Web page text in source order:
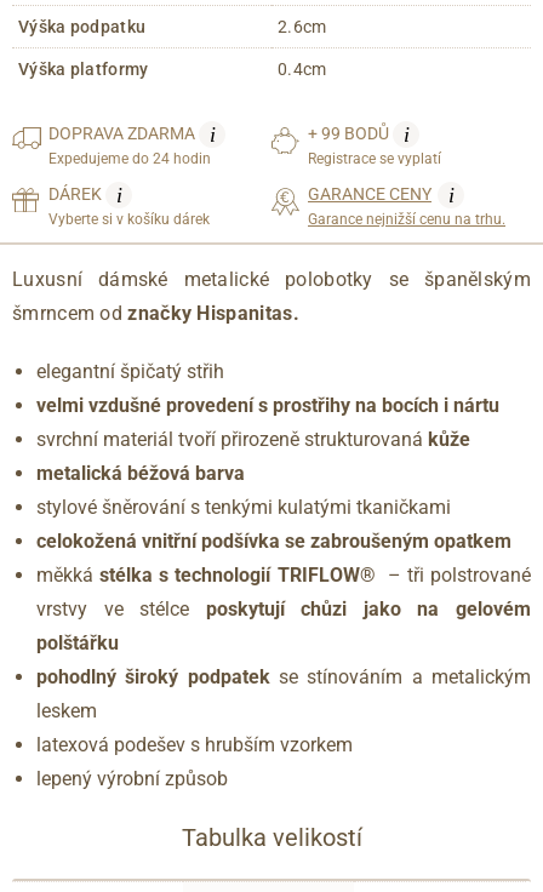
Výška podpatku 2.6cm
Výška platformy 0.4cm
DOPRAVAZDARMA i
Expedujeme do 24 hodin
+ 99 BODŮ i
Registrace se vyplatí
DÁREK i
Vyberte si v košíku dárek
GARANCE CENY i
Garance nejnižší cenu na trhu.
Luxusní dámské metalické polobotky se španělským
šmrncem odznačky Hispanitas.
elegantní špičatý střih
velmi vzdušné provedení s prostřihy na bocích i nártu
svrchní materiál tvoří přirozeně strukturovaná kůže
metalická béžová barva
stylové šněrování s tenkými kulatými tkaničkami
celokožená vnitřní podšívka se zabroušeným opatkem
měkkástélka s technologií TRIFLOW®
– tři polstrované
vrstvy ve stélce poskytují chůzi jako na gelovém
polštářku
pohodlný široký podpatekse stínováním a metalickým
leskem
latexová podešev s hrubším vzorkem
lepený výrobní způsob
Tabulka velikostí